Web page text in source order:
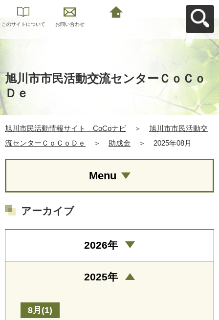
このサイトについて お問い合わせ
旭川市市民活動交流センターＣｏＣｏ
Ｄｅ
旭川市民活動情報サイト CoCoナビ ＞
旭川市市民活動交
流センターＣｏＣｏＤｅ
＞ 助成金 ＞ 2025年08月
Menu
アーカイブ
2026年
2025年
8月(1)